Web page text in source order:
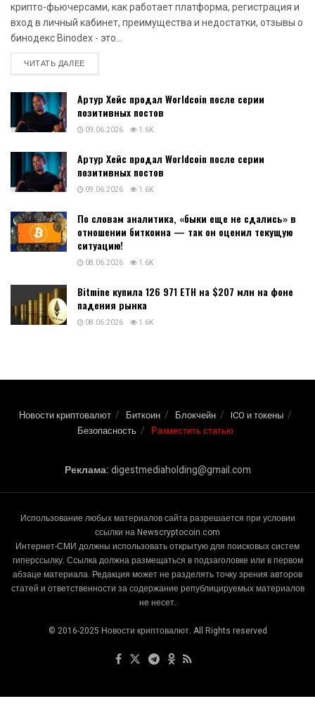
крипто-фьючерсами, как работает платформа, регистрация и
вход в личный кабинет, преимущества и недостатки, отзывы о
бинодекс Binodex - это...
ЧИТАТЬ ДАЛЕЕDETAILS
Артур Хейс продал Worldcoin после серии
позитивных постов
09.06.2026 1.6K
Артур Хейс продал Worldcoin после серии
позитивных постов
09.06.2026 1.6K
По словам аналитика, «быки еще не сдались» в
отношении биткоина — так он оценил текущую
ситуацию!
08.06.2026 1.6K
Bitmine купила 126 971 ETH на $207 млн на фоне
падения рынка
08.06.2026 1.6K
Новости криптовалют Биткоин Блокчейн
ICO и токены
Безопасность
Разместить статью
Реклама:digestmediaholding@gmail.com
Использование любых материалов сайта разрешается при условии
ссылки на Newscryptocoin.com
Интернет-СМИ должны использовать открытую для поисковых систем
гиперссылку. Ссылка должна размещаться в подзаголовке или в первом
абзаце материала. Редакция может не разделять точку зрения авторов
статей и ответственности за содержание републицируемых материалов
не несет.
© 2016-2025 Новости криптовалют. All Rights reserved